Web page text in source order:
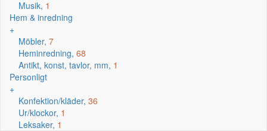
Musik, 1
Hem & inredning
+
Möbler, 7
Heminredning, 68
Antikt, konst, tavlor, mm, 1
Personligt
+
Konfektion/kläder, 36
Ur/klockor, 1
Leksaker, 1